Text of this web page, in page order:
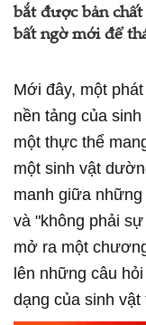
bắt được bản
bất ngờ mới để
Mới đây, một
nền tảng của
một thực thể
một sinh vật
manh giữa
và "không phải
mở ra một
lên những câu
dạng của sinh vật